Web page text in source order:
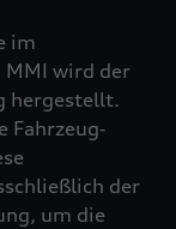
im
MMI wird der
hergestellt.
Fahrzeug‑
der
um die